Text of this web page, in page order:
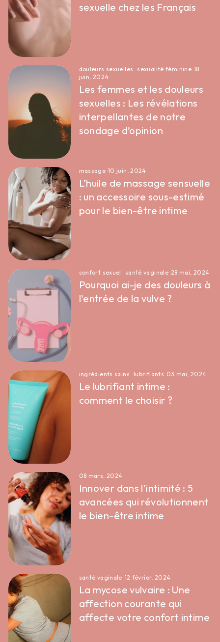
sexuelle chez les Français
douleurs sexuelles · sexualité féminine ·18
juin, 2024
Les femmes et les douleurs
sexuelles : Les révélations
interpellantes de notre
sondage d’opinion
massage ·10 juin, 2024
L’huile de massage sensuelle
: un accessoire sous-estimé
pour le bien-être intime
confort sexuel · santé vaginale ·28 mai, 2024
Pourquoi ai-je des douleurs à
l'entrée de la vulve ?
ingrédients sains · lubrifiants ·03 mai, 2024
Le lubrifiant intime :
comment le choisir ?
08 mars, 2024
Innover dans l'intimité : 5
avancées qui révolutionnent
le bien-être intime
santé vaginale ·12 février, 2024
La mycose vulvaire : Une
affection courante qui
affecte votre confort intime